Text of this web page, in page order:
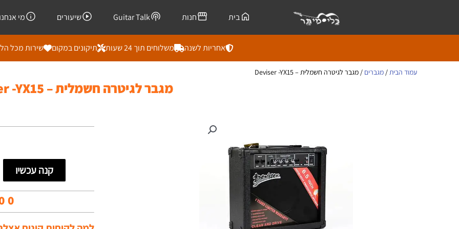
בית חנות Guitar Talk שיעורים מי אנחנו
אחריות לשנה משלוחים תוך 24 שעות תיקונים במקום שירות מכל
עמוד הבית/ מגברים / מגבר לגיטרה חשמלית – Deviser -YX15
מגבר לגיטרה חשמלית – Deviser -YX15
קנה עכשיו